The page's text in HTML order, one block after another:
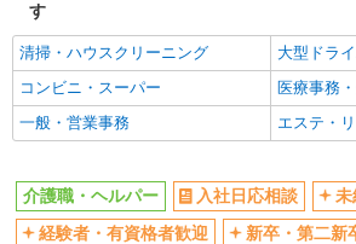
昇給あり
フルタイム歓迎
禁煙・分煙
駅直結・駅チカ
車通勤OK
バイク通勤OK
自転車通
社会保険あり
産休・育
退職金・財形貯蓄制度あり
各種手当
す
清掃・ハウスクリーニング
大型ドラ
コンビニ・スーパー
医療事務
一般・営業事務
エステ・
介護職・ヘルパー 入社日応相談
未
経験者・有資格者歓迎
新卒・第二新